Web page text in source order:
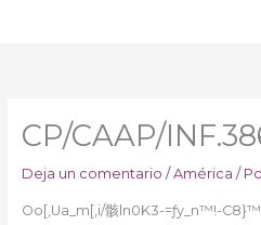
CP/CAAP/
Deja un comentario / América /
Oo[‚Ua_m[‚i/骸ln0K3-=ƒy_n™!-